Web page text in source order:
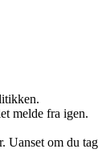
melde fra igen.
om du